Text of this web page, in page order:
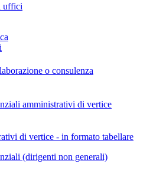
uffici
o consulenza
amministrativi di vertice
di vertice - in formato tabellare
(dirigenti non generali)